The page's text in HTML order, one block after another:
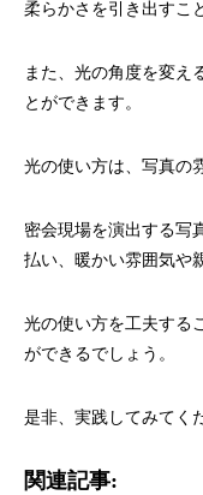
柔らかさを引き出すこ
また、光の角度を変え
とができます。
光の使い方は、写真の
密会現場を演出する写
払い、暖かい雰囲気や
光の使い方を工夫する
ができるでしょう。
是非、実践してみてく
関連記事: